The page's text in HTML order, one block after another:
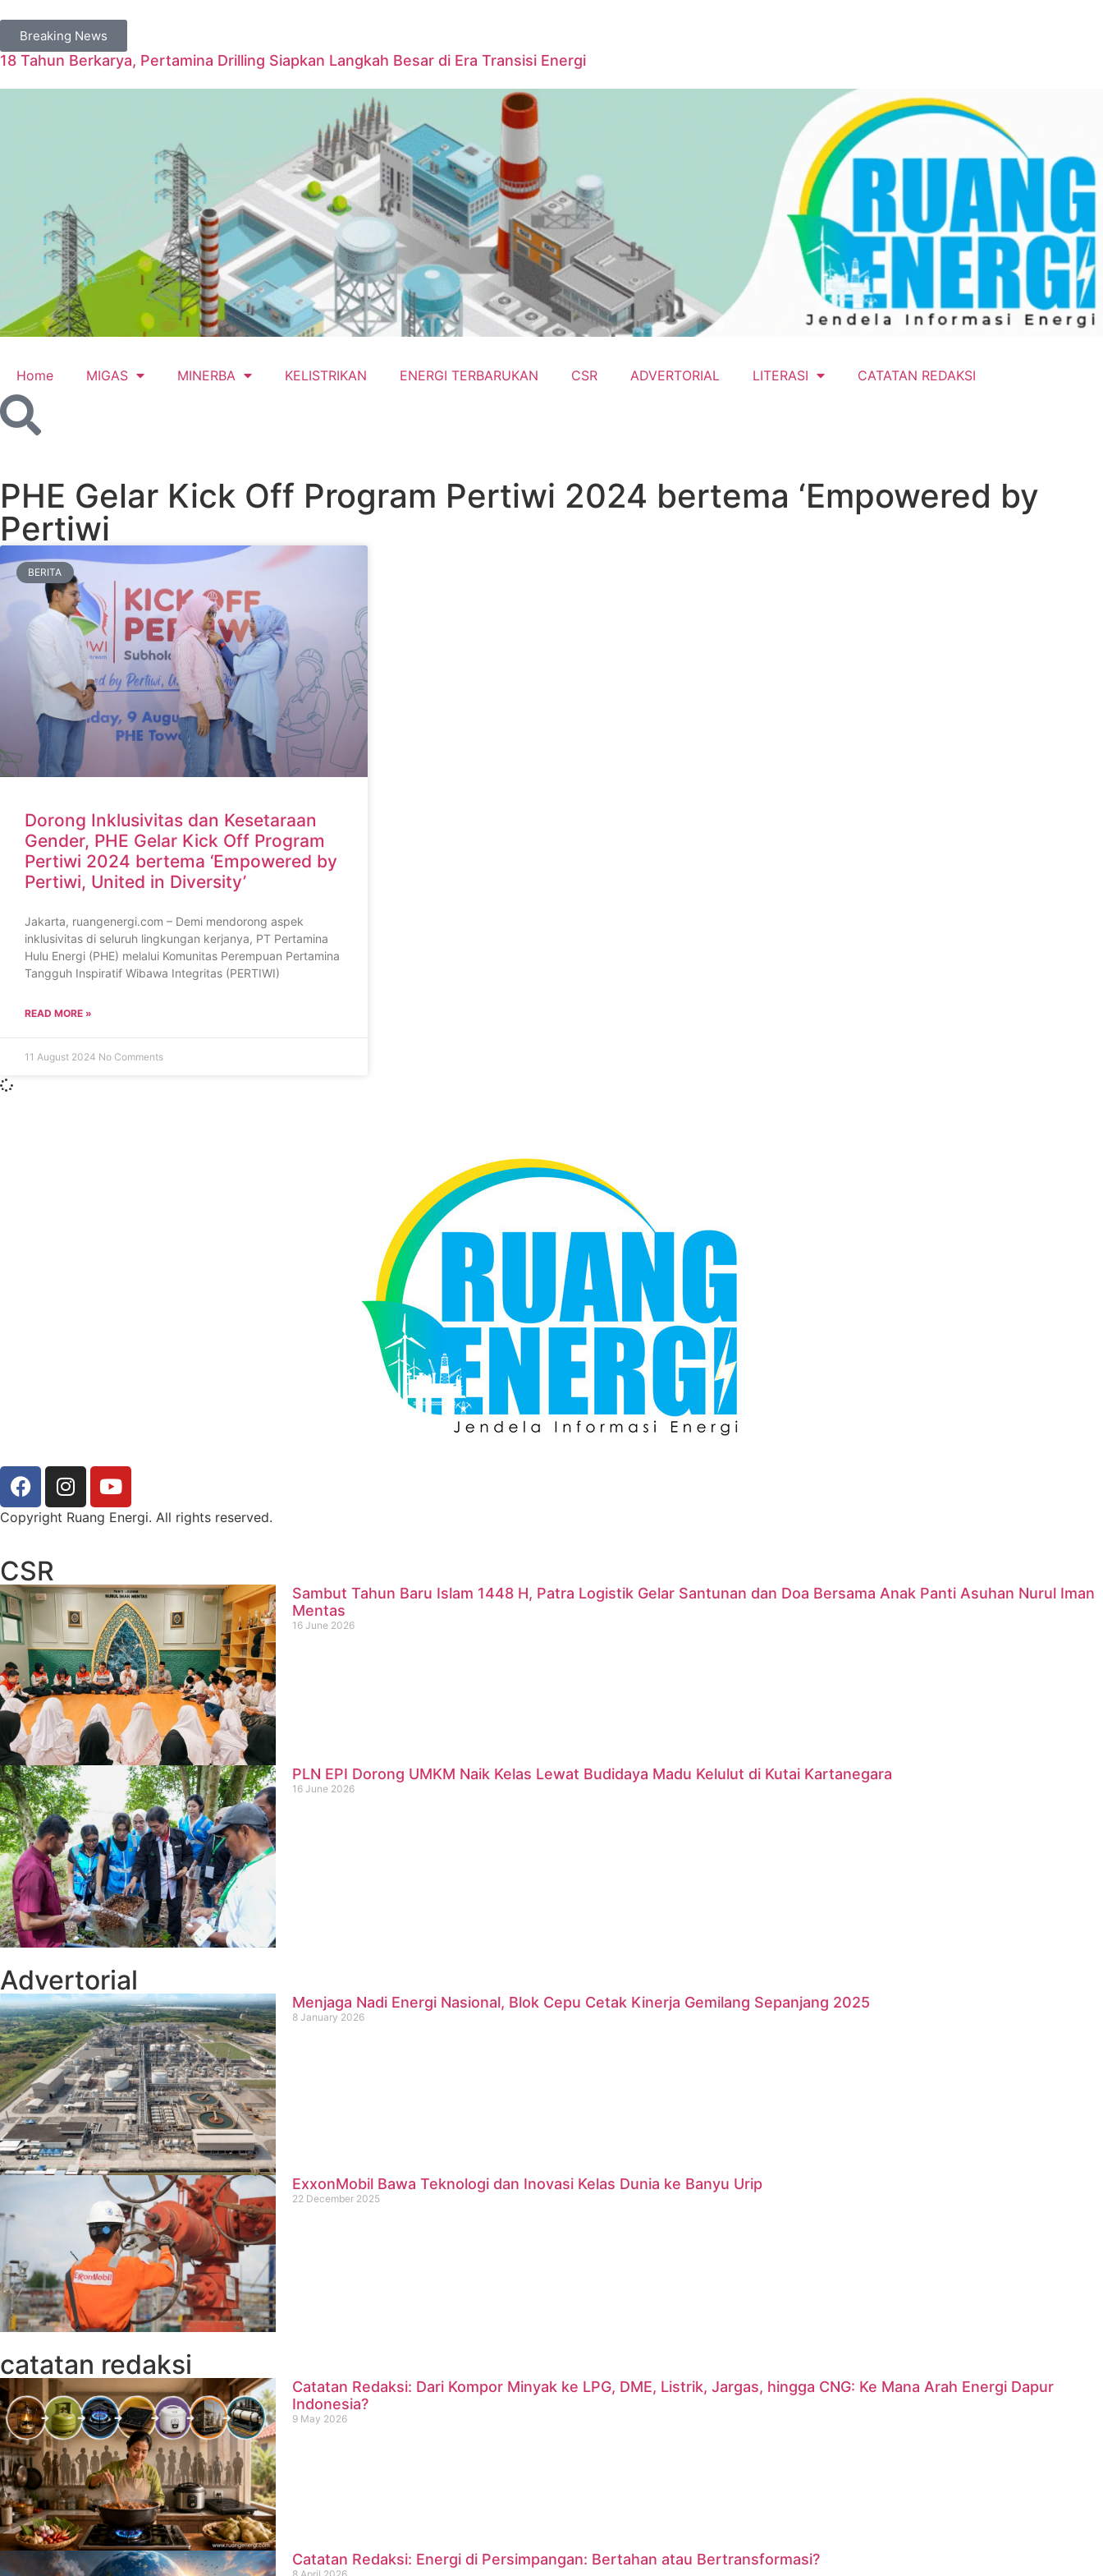
Breaking News
18 Tahun Berkarya, Pertamina Drilling Siapkan Langkah Besar di Era Transisi Energi
Home MIGAS MINERBA KELISTRIKAN ENERGI TERBARUKAN CSR ADVERTORIAL LITERASI CATATAN REDAKSI
PHE Gelar Kick Off Program Pertiwi 2024 bertema ‘Empowered by
Pertiwi
BERITA
Dorong Inklusivitas dan Kesetaraan
Gender, PHE Gelar Kick Off Program
Pertiwi 2024 bertema ‘Empowered by
Pertiwi, United in Diversity’
Jakarta, ruangenergi.com – Demi mendorong aspek
inklusivitas di seluruh lingkungan kerjanya, PT Pertamina
Hulu Energi (PHE) melalui Komunitas Perempuan Pertamina
Tangguh Inspiratif Wibawa Integritas (PERTIWI)
READ MORE »
11 August 2024 No Comments
Copyright Ruang Energi. All rights reserved.
CSR
Sambut Tahun Baru Islam 1448 H, Patra Logistik Gelar Santunan dan Doa Bersama Anak Panti Asuhan Nurul Iman
Mentas
16 June 2026
PLN EPI Dorong UMKM Naik Kelas Lewat Budidaya Madu Kelulut di Kutai Kartanegara
16 June 2026
Advertorial
Menjaga Nadi Energi Nasional, Blok Cepu Cetak Kinerja Gemilang Sepanjang 2025
8 January 2026
ExxonMobil Bawa Teknologi dan Inovasi Kelas Dunia ke Banyu Urip
22 December 2025
catatan redaksi
Catatan Redaksi: Dari Kompor Minyak ke LPG, DME, Listrik, Jargas, hingga CNG: Ke Mana Arah Energi Dapur
Indonesia?
9 May 2026
Catatan Redaksi: Energi di Persimpangan: Bertahan atau Bertransformasi?